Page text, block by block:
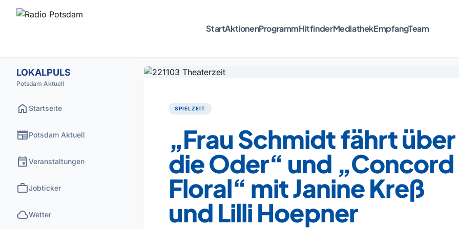
StartAktionenProgrammHitfinderMediathekEmpfangTeam
LOKALPULS
Potsdam Aktuell
home Startseite
newspaperPotsdam Aktuell
eventVeranstaltungen
workJobticker
cloudWetter
SPIELZEIT
„Frau Schmidt fährt über
die Oder“ und „Concord
Floral“ mit Janine Kreß
und Lilli Hoepner